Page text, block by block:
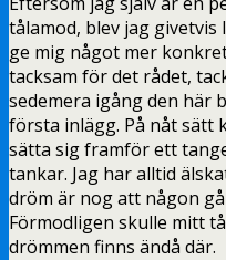
tålamod, blev jag
ge mig något mer
tacksam för det rådet,
sedemera igång den här
första inlägg. På nåt sätt
sätta sig framför ett
tankar. Jag har alltid
dröm är nog att någon
Förmodligen skulle mitt
drömmen finns ändå där.